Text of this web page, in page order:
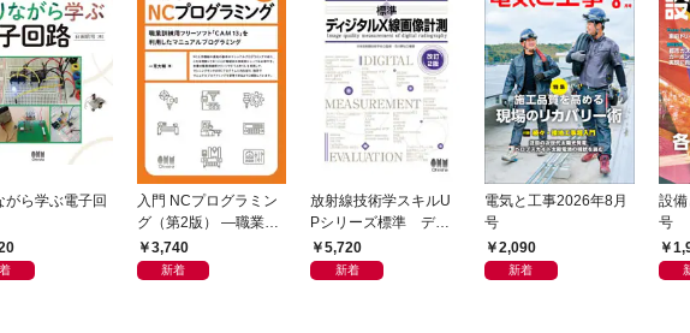
がら学ぶ電子回
入門 NCプログラミン
グ（第2版） ―職業訓
練用フリーソフト「C
AM13」を利用したマ
3,740
新着
放射線技術学スキルU
Pシリーズ標準 ディ
ジタルX線画像計測
（改訂２版）
5,720
新着
電気と工事2026年8月
号
2,090
新着
設
号